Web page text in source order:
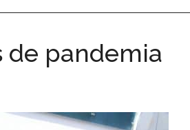
de pandemia